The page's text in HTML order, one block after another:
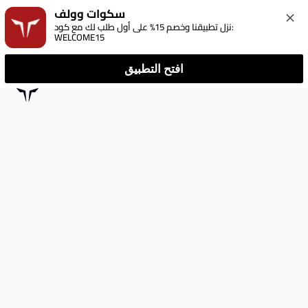
سكوات وولف
نزل تطبيقنا وخصم 15% على أول طلب لك مع كود:
WELCOME15
افتح التطبيق